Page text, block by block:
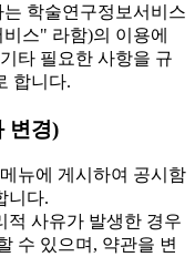
학술연구정보서비스
스" 라함)의 이용에
타 필요한 사항을 규
합니다.
변경)
뉴에 게시하여 공시함
니다.
사유가 발생한 경우
수 있으며, 약관을 변